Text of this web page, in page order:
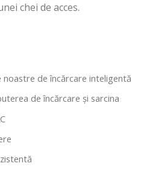
chei de acces.
de încărcare inteligentă
de încărcare și sarcina